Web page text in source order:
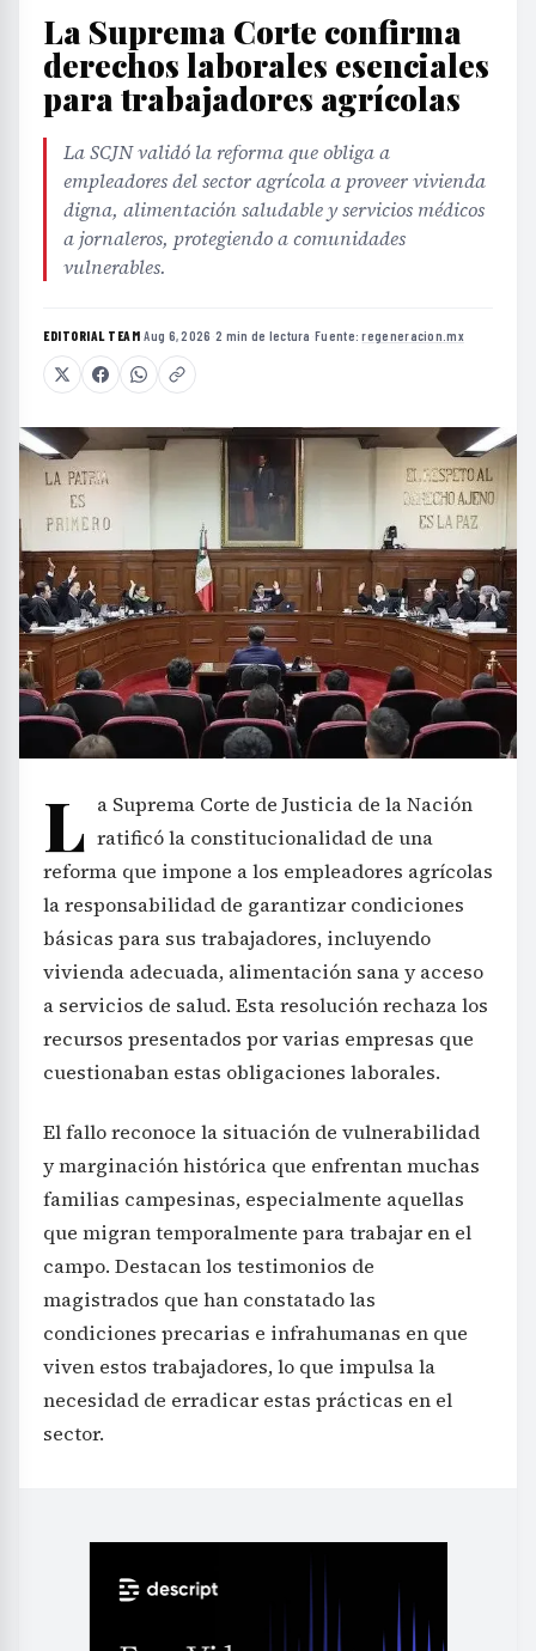
La Suprema Corte confirma
derechos laborales esenciales
para trabajadores agrícolas
La SCJN validó la reforma que obliga a
empleadores del sector agrícola a proveer vivienda
digna, alimentación saludable y servicios médicos
a jornaleros, protegiendo a comunidades
vulnerables.
EDITORIAL TEAM·Aug 6, 2026 ·2 min de lectura ·Fuente:regeneracion.mx
L a Suprema Corte de Justicia de la Nación
ratificó la constitucionalidad de una
reforma que impone a los empleadores agrícolas
la responsabilidad de garantizar condiciones
básicas para sus trabajadores, incluyendo
vivienda adecuada, alimentación sana y acceso
a servicios de salud. Esta resolución rechaza los
recursos presentados por varias empresas que
cuestionaban estas obligaciones laborales.
El fallo reconoce la situación de vulnerabilidad
y marginación histórica que enfrentan muchas
familias campesinas, especialmente aquellas
que migran temporalmente para trabajar en el
campo. Destacan los testimonios de
magistrados que han constatado las
condiciones precarias e infrahumanas en que
viven estos trabajadores, lo que impulsa la
necesidad de erradicar estas prácticas en el
sector.